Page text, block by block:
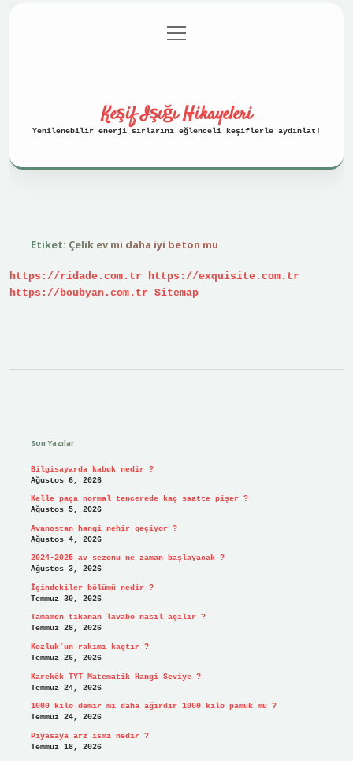
Gizlilik Politikası
menüyü
aç
Keşif Işığı Hikayeleri
Yenilenebilir enerji sırlarını eğlenceli keşiflerle aydınlat!
Etiket: Çelik ev mi daha iyi beton mu
https://ridade.com.tr
https://exquisite.com.tr
https://boubyan.com.tr Sitemap
Son Yazılar
Bilgisayarda kabuk nedir ?
Ağustos 6, 2026
Kelle paça normal tencerede kaç saatte pişer ?
Ağustos 5, 2026
Avanostan hangi nehir geçiyor ?
Ağustos 4, 2026
2024-2025 av sezonu ne zaman başlayacak ?
Ağustos 3, 2026
İçindekiler bölümü nedir ?
Temmuz 30, 2026
Tamamen tıkanan lavabo nasıl açılır ?
Temmuz 28, 2026
Kozluk’un rakımı kaçtır ?
Temmuz 26, 2026
Karekök TYT Matematik Hangi Seviye ?
Temmuz 24, 2026
1000 kilo demir mi daha ağırdır 1000 kilo pamuk mu ?
Temmuz 24, 2026
Piyasaya arz ismi nedir ?
Temmuz 18, 2026